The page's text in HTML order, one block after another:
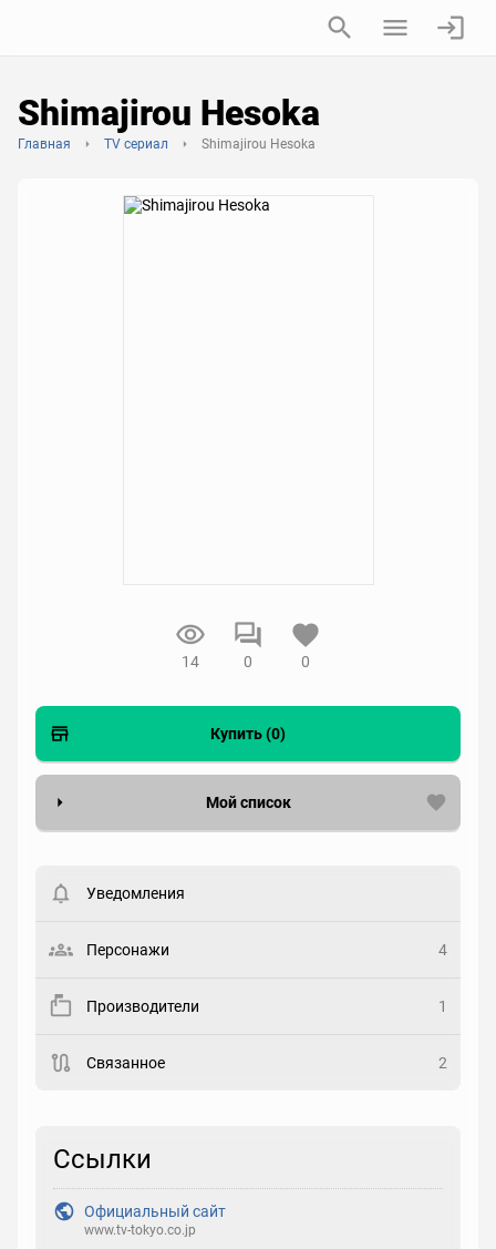
Shimajirou Hesoka
Главная TV сериал Shimajirou Hesoka
14 0 0
Купить (0)
Мой список
Статус
Рейтинг
Выберите реакцию
Уведомления
Персонажи 4
Производители 1
Связанное 2
Ссылки
Официальный сайт
www.tv-tokyo.co.jp